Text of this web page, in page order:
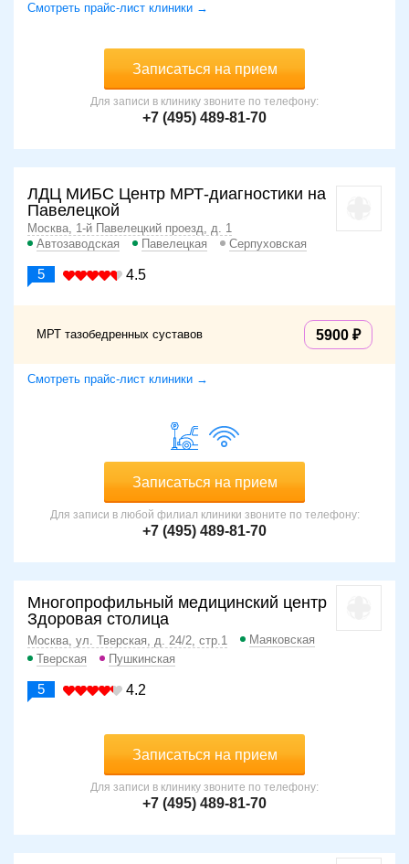
Смотреть прайс-лист клиники →
Записаться на прием
Для записи в клинику звоните по телефону:
+7 (495) 489-81-70
ЛДЦ МИБС Центр МРТ-диагностики на
Павелецкой
Москва, 1-й Павелецкий проезд, д. 1
Автозаводская
Павелецкая Серпуховская
5 4.5
МРТ тазобедренных суставов 5900
Смотреть прайс-лист клиники →
Записаться на прием
Для записи в любой филиал клиники звоните по телефону:
+7 (495) 489-81-70
Многопрофильный медицинский центр
Здоровая столица
Москва, ул. Тверская, д. 24/2, стр.1
Маяковская
Тверская
Пушкинская
5 4.2
Записаться на прием
Для записи в клинику звоните по телефону:
+7 (495) 489-81-70